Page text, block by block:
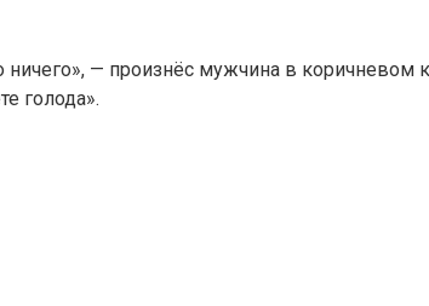
— произнёс мужчина в
голода».